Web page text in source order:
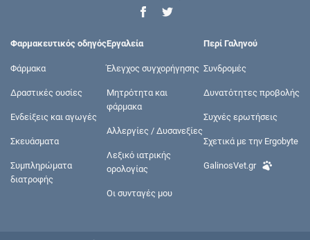
Φαρμακευτικός οδηγός
Φάρμακα
Δραστικές ουσίες
Ενδείξεις και αγωγές
Σκευάσματα
Συμπληρώματα
διατροφής
Εργαλεία
Έλεγχος συγχορήγησης
Μητρότητα και
φάρμακα
Αλλεργίες / Δυσανεξίες
Λεξικό ιατρικής
ορολογίας
Οι συνταγές μου
Περί Γαληνού
Συνδρομές
Δυνατότητες προβολής
Συχνές ερωτήσεις
Σχετικά με την Ergobyte
GalinosVet.gr